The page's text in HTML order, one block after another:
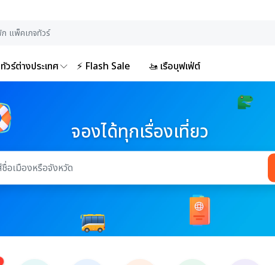
ทัวร์ต่างประเทศ ⚡ Flash Sale 🚤 เรือบุฟเฟ่ต์
จองได้ทุกเรื่องเที่ยว